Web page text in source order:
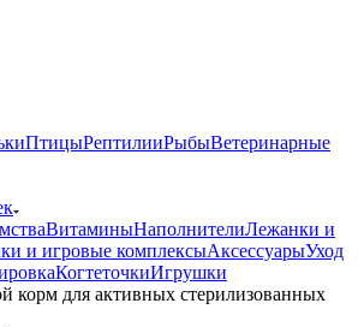
ПтицыРептилииРыбыВетеринарные
ВитаминыНаполнителиЛежанки и
и игровые комплексыАксессуарыУход
КогтеточкиИгрушки
корм для активных стерилизованных